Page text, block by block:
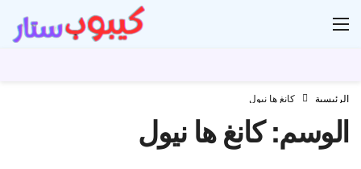
الرئيسية كانغ ها نيول
الوسم:كانغ ها نيول